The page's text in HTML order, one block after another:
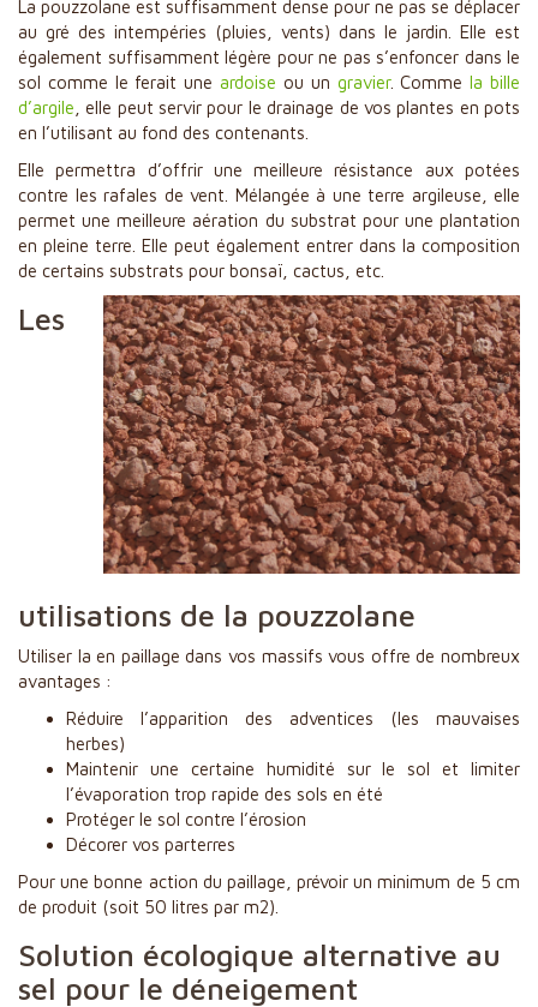
La pouzzolane est suffisamment dense pour ne pas se déplacer
au gré des intempéries (pluies, vents) dans le jardin. Elle est
également suffisamment légère pour ne pas s’enfoncer dans le
sol comme le ferait une ardoise ou un gravier. Commela bille
d’argile , elle peut servir pour le drainage de vos plantes en pots
en l’utilisant au fond des contenants.
Elle permettra d’offrir une meilleure résistance aux potées
contre les rafales de vent. Mélangée à une terre argileuse, elle
permet une meilleure aération du substrat pour une plantation
en pleine terre. Elle peut également entrer dans la composition
de certains substrats pour bonsaï, cactus, etc.
Les
utilisations de la pouzzolane
Utiliser la en paillage dans vos massifs vous offre de nombreux
avantages :
Réduire l’apparition des adventices (les mauvaises
herbes)
Maintenir une certaine humidité sur le sol et limiter
l’évaporation trop rapide des sols en été
Protéger le sol contre l’érosion
Décorer vos parterres
Pour une bonne action du paillage, prévoir un minimum de 5 cm
de produit (soit 50 litres par m2).
Solution écologique alternative au
sel pour le déneigement